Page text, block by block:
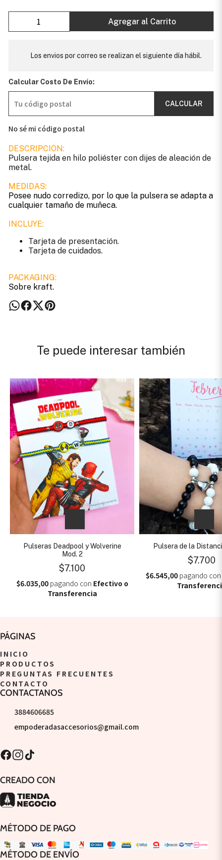
Agregar al Carrito
Los envios por correo se realizan el siguiente día hábil.
Calcular Costo De Envío:
CALCULAR
No sé mi código postal
DESCRIPCIÓN:
Pulsera tejida en hilo poliéster con dijes de aleación de
metal.
MEDIDAS:
Posee nudo corredizo, por lo que la pulsera se adapta a
cualquier tamaño de muñeca.
INCLUYE:
Tarjeta de presentación.
Tarjeta de cuidados.
PACKAGING:
Sobre kraft.
Te puede interesar también
Pulseras Deadpool y Wolverine
Mod. 2
$7.100
$6.035,00pagando con Efectivo o
Transferencia
Pulsera de la
$7.700
$6.545,00pagando con
PÁGINAS
INICIO
PRODUCTOS
PREGUNTAS FRECUENTES
CONTACTO
CONTACTANOS
3884606685
empoderadasaccesorios@gmail.com
CREADO CON
MÉTODO DE PAGO
MÉTODO DE ENVÍO